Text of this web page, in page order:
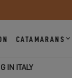
CATAMARANS
IN ITALY